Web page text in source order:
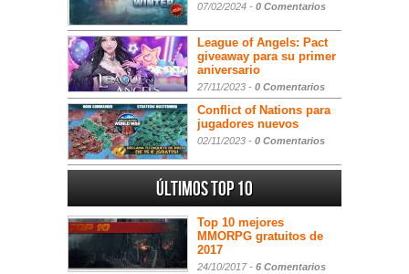
07/02/2024 - 0 Comentarios
League of Angels: Pact
giveaway para su primer
aniversario
27/11/2023 - 0 Comentarios
Conflict of Nations para
jugadores nuevos
02/11/2023 - 0 Comentarios
Últimos Top 10
Top 10 mejores
MMORPG gratuitos de
2017
24/10/2017 - 6 Comentarios